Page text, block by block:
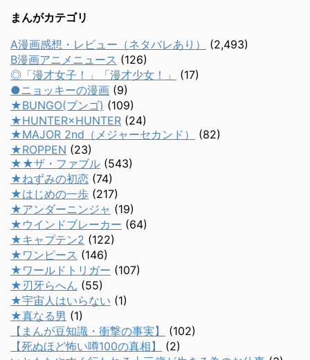
まんがカテゴリ
A漫画感想・レビュー（ネタバレあり）
(2,493)
B漫画アニメニュース (126)
◎「漫才女子！」「漫才少女！」
(17)
●ニョッキーの漫画 (9)
★BUNGO(ブンゴ) (109)
★HUNTER×HUNTER (24)
★MAJOR 2nd（メジャーセカンド）
(82)
★ROPPEN (23)
★★ザ・ファブル (543)
★ねずみの初恋 (74)
★はじめの一歩 (217)
★アンダーニンジャ (19)
★ウインドブレーカー (64)
★キャプテン2 (122)
★ワンピース (146)
★ワールドトリガー (107)
★刃牙らへん (55)
★宇宙人はいらない (1)
★真なる男 (1)
【まんが豆知識・衝撃の事実】
(102)
【死ぬほど怖い噂100の真相】
(2)